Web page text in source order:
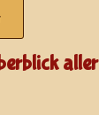
aller